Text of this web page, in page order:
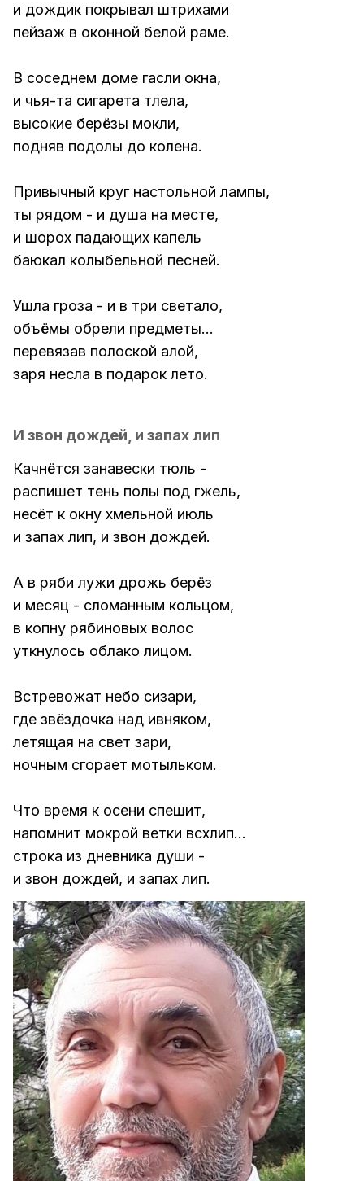
и дождик покрывал штрихами
пейзаж в оконной белой раме.
В соседнем доме гасли окна,
и чья-та сигарета тлела,
высокие берёзы мокли,
подняв подолы до колена.
Привычный круг настольной лампы,
ты рядом - и душа на месте,
и шорох падающих капель
баюкал колыбельной песней.
Ушла гроза - и в три светало,
объёмы обрели предметы...
перевязав полоской алой,
заря несла в подарок лето.
И звон дождей, и запах лип
Качнётся занавески тюль -
распишет тень полы под гжель,
несёт к окну хмельной июль
и запах лип, и звон дождей.
А в ряби лужи дрожь берёз
и месяц - сломанным кольцом,
в копну рябиновых волос
уткнулось облако лицом.
Встревожат небо сизари,
где звёздочка над ивняком,
летящая на свет зари,
ночным сгорает мотыльком.
Что время к осени спешит,
напомнит мокрой ветки всхлип...
строка из дневника души -
и звон дождей, и запах лип.